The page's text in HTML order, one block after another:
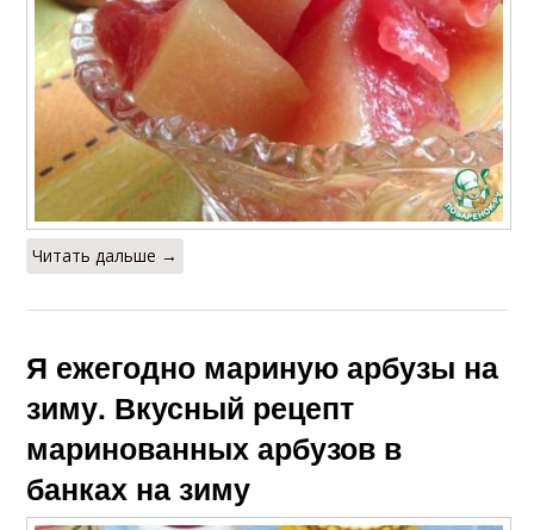
Читать дальше →
Я ежегодно мариную арбузы на
зиму. Вкусный рецепт
маринованных арбузов в
банках на зиму